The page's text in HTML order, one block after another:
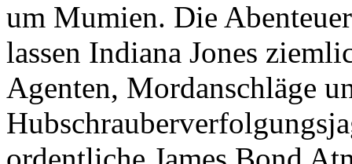
um Mumien. Die
lassen Indiana Jones
Agenten, Mordanschläge